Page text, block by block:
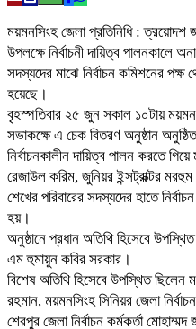
ময়মনসিংহ জেলা প্রতিনিধি : ত্রয়োদশ
উপলক্ষে নির্বাচনী দায়িত্ব পালনকালে
সদস্যদের মাঝে নির্বাচন কমিশনের
হয়েছে।
বৃহস্পতিবার ২৫ জুন সকাল ১০টায়
সভাকক্ষে এ চেক বিতরণ অনুষ্ঠান
নির্বাচনকালীন দায়িত্ব পালন করতে
রেজাউল করিম, জুনিয়র ইন্সট্রাক্টর
শেখের পরিবারের সদস্যদের হাতে
হয়।
অনুষ্ঠানে প্রধান অতিথি হিসেবে
এম হুমায়ুন কবির সরকার।
বিশেষ অতিথি হিসেবে উপস্থিত
রহমান, ময়মনসিংহ সিনিয়র জেলা
শেরপুর জেলা নির্বাচন কর্মকর্তা